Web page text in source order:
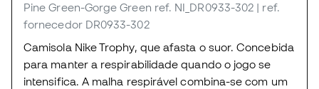
Pine Green-Gorge Green ref. NI_DR0933-302 | ref.
fornecedor DR0933-302
Camisola Nike Trophy, que afasta o suor. Concebida
para manter a respirabilidade quando o jogo se
intensifica. A malha respirável combina-se com um